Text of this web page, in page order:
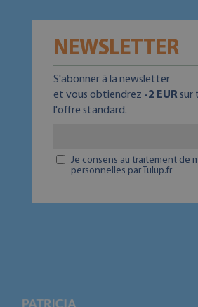
NEWSLETTER
S'abonner ā la newsletter
et vous obtiendrez -2 EUR sur
l'offre standard.
Je consens au traitement de
personnelles par Tulup.fr